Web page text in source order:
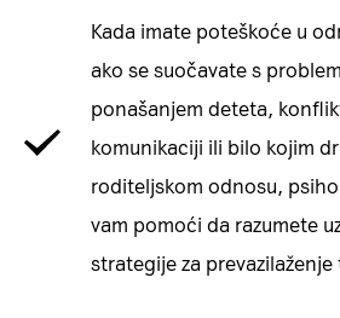
Kada imate poteškoće u
ako se suočavate s
ponašanjem deteta,
komunikaciji ili bilo kojim
roditeljskom odnosu,
vam pomoći da razumete
strategije za